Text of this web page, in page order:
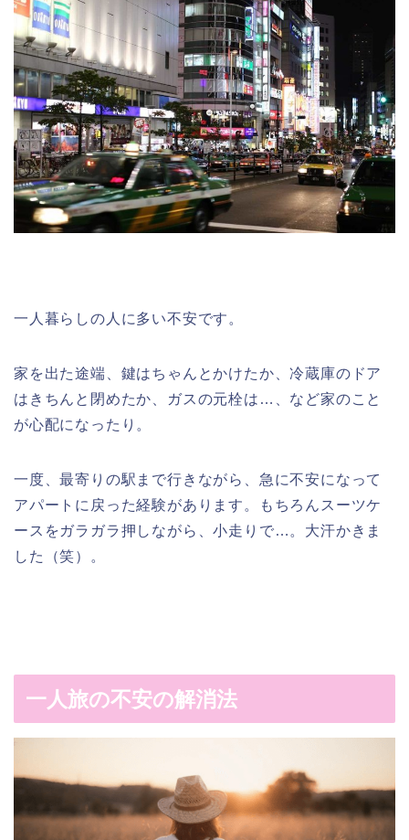
一人暮らしの人に多い不安です。
家を出た途端、鍵はちゃんとかけたか、冷蔵庫のドア
はきちんと閉めたか、ガスの元栓は…、など家のこと
が心配になったり。
一度、最寄りの駅まで行きながら、急に不安になって
アパートに戻った経験があります。もちろんスーツケ
ースをガラガラ押しながら、小走りで…。大汗かきま
した（笑）。
一人旅の不安の解消法